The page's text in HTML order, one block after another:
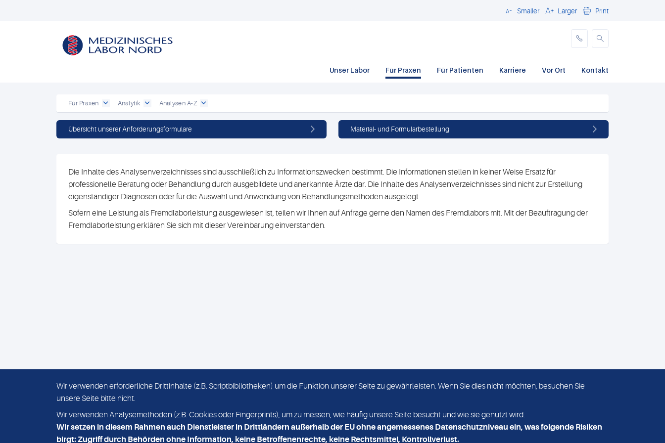
SchließenSmaller Larger Print
Unser Labor Für Praxen Für Patienten Karriere Vor Ort Kontakt
Für Praxen Analytik Analysen A-Z
Übersicht unserer Anforderungsformulare Material- und Formularbestellung
Die Inhalte des Analysenverzeichnisses sind ausschließlich zu Informationszwecken bestimmt. Die Informationen stellen in keiner Weise Ersatz für
professionelle Beratung oder Behandlung durch ausgebildete und anerkannte Ärzte dar. Die Inhalte des Analysenverzeichnisses sind nicht zur Erstellung
eigenständiger Diagnosen oder für die Auswahl und Anwendung von Behandlungsmethoden ausgelegt.
Sofern eine Leistung als Fremdlaborleistung ausgewiesen ist, teilen wir Ihnen auf Anfrage gerne den Namen des Fremdlabors mit. Mit der Beauftragung der
Fremdlaborleistung erklären Sie sich mit dieser Vereinbarung einverstanden.
IMPRESSUM
MVZ Medizinisches Labor
Nord MLN GmbH
Wir verwenden erforderliche Drittinhalte (z.B. Scriptbibliotheken) um die Funktion unserer Seite zu gewährleisten. Wenn Sie dies nicht möchten, besuchen Sie
unsere Seite bitte nicht.
Wir verwenden Analysemethoden (z.B. Cookies oder Fingerprints), um zu messen, wie häufig unsere Seite besucht und wie sie genutzt wird.
Wir setzen in diesem Rahmen auch Dienstleister in Drittländern außerhalb der EU ohne angemessenes Datenschutzniveau ein, was folgende Risiken
birgt: Zugriff durch Behörden ohne Information, keine Betroffenenrechte, keine Rechtsmittel, Kontrollverlust.